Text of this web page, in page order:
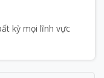
kỳ mọi lĩnh vực